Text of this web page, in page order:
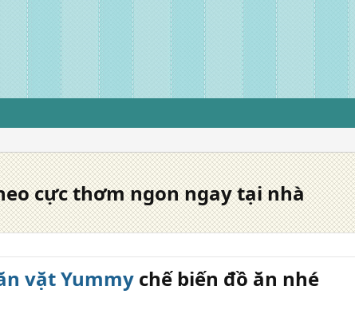
cực thơm ngon ngay tại nhà
vặt Yummy chế biến đồ ăn nhé​